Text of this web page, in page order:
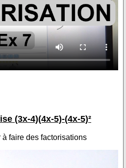
(3x-4)(4x-5)-(4x-5)²
faire des factorisations